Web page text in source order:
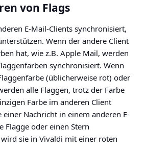
von Flags
E-Mail-Clients synchronisiert,
Wenn der andere Client
hat, wie z.B. Apple Mail, werden
synchronisiert. Wenn
(üblicherweise rot) oder
alle Flaggen, trotz der Farbe
Farbe im anderen Client
einer Nachricht in einem anderen E-
Flagge oder einen Stern
sie in Vivaldi mit einer roten